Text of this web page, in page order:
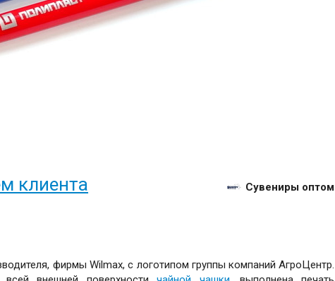
клиента Сувениры оптом
фирмы Wilmax, с логотипом группы компаний АгроЦентр.